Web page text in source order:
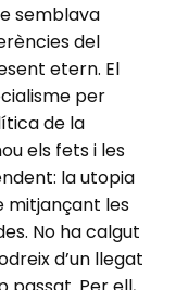
semblava
del
etern. El
per
de la
els fets i les
la utopia
mitjançant les
No ha calgut
d’un llegat